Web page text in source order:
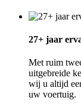
27+ jaar
Met ruim
uitgebreide
wij u altijd
uw voertuig.